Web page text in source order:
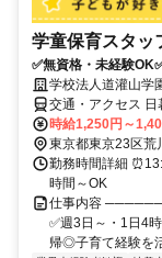
学童保育スタッ
✅無資格・未経験
学校法人道灌山学
交通・アクセス 日
分
時給1,250円～
東京都東京23区荒
勤務時間詳細
時間～OK
仕事内容
✅週3日～・1日4
帰◎子育て経験を